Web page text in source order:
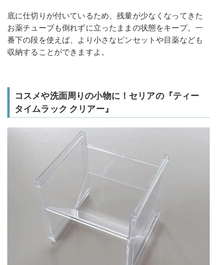
底に仕切りが付いているため、残量が少なくなってきた
お薬チューブも倒れずに立ったままの状態をキープ。一
番下の段を使えば、より小さなピンセットや目薬なども
収納することができますよ。
コスメや洗面周りの小物に！セリアの『ティー
タイムラック クリアー』